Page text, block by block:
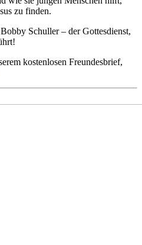
zu finden.
Schuller – der Gottesdienst,
kostenlosen Freundesbrief,